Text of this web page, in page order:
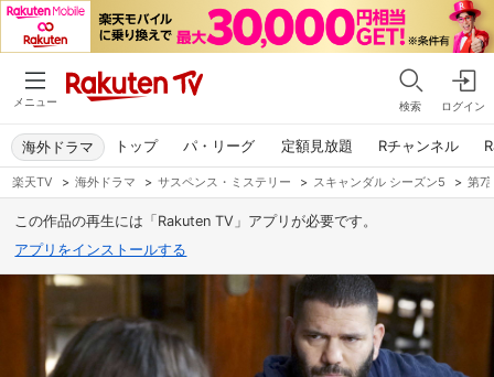
メニュー 検索 ログイン
トップ パ・リーグ 定額見放題 Rチャンネル
海外ドラマ
楽天TV > 海外ドラマ > サスペンス・ミステリー > スキャンダル シーズン5 > 第7
この作品の再生には「Rakuten TV」アプリが必要です。
アプリをインストールする